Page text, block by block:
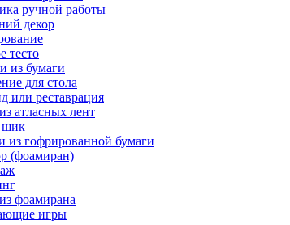
ручной работы
декор
тесто
из бумаги
для стола
или реставрация
атласных лент
из гофрированной бумаги
(фоамиран)
фоамирана
игры